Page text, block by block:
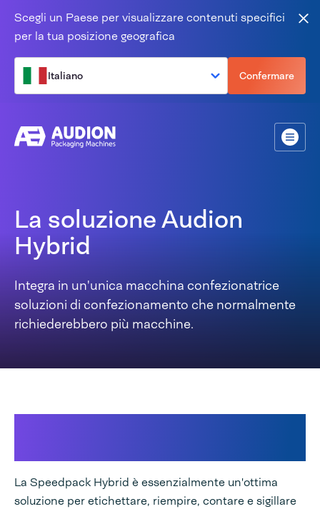
Scegli un Paese per visualizzare contenuti specifici
per la tua posizione geografica
Italiano Confermare
Menù
La soluzione Audion
Hybrid
Integra in un'unica macchina confezionatrice
soluzioni di confezionamento che normalmente
richiederebbero più macchine.
La Speedpack Hybrid è essenzialmente un'ottima
soluzione per etichettare, riempire, contare e sigillare